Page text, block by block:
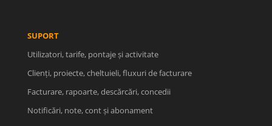
SUPORT
Utilizatori, tarife, pontaje și activitate
Clienți, proiecte, cheltuieli, fluxuri de facturare
Facturare, rapoarte, descărcări, concedii
Notificări, note, cont și abonament